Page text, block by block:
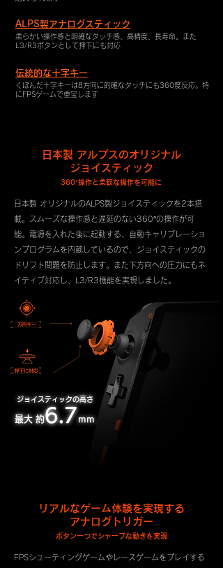
ALPS製アナログスティック
柔らかい操作感と明確なタッチ感、高精度、長寿命。また
L3/R3ボタンとして押下にも対応
伝統的な十字キー
くぼんだ十字キーは8方向に的確なタッチにも360度反応。特
にFPSゲームで重宝します
日本製 アルプスのオリジナル
ジョイスティック
360°操作と柔軟な操作を可能に
日本製 オリジナルのALPS製ジョイスティックを2本搭
載。スムーズな操作感と遅延のない360°の操作が可
能。電源を入れた後に起動する、自動キャリブレーショ
ンプログラムを内蔵しているので、ジョイスティックの
ドリフト問題を防止します。また下方向への圧力にもネ
イティブ対応し、L3/R3機能を実現しました。
最大 約6.7mm
ジョイスティックの高さ
リアルなゲーム体験を実現する
アナログトリガー
ボタン一つでシャープな動きを実現
FPSシューティングゲームやレースゲームをプレイする